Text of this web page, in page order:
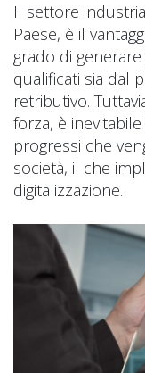
Il settore
Paese, è il
grado di
qualificati sia dal
retributivo.
forza, è
progressi che
società, il che
digitalizzazione.